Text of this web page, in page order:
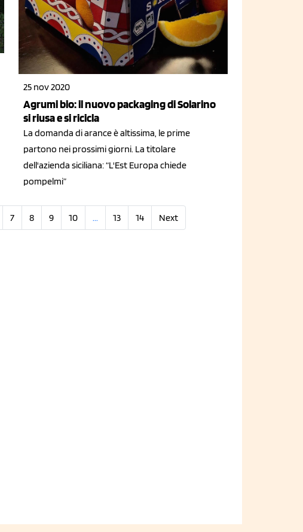
25 nov 2020
Agrumi bio: il nuovo packaging di Solarino
si riusa e si ricicla
La domanda di arance è altissima, le prime
partono nei prossimi giorni. La titolare
dell'azienda siciliana: “L'Est Europa chiede
pompelmi”
7 8 9 10 ... 13 14 Next